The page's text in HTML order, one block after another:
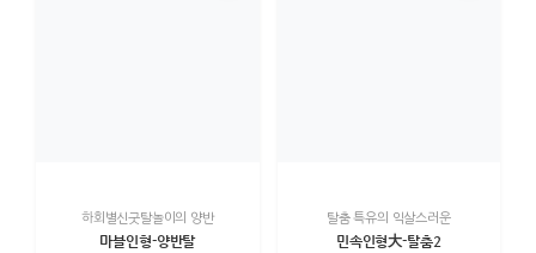
하회별신굿탈놀이의 양반
마블인형-양반탈
탈춤 특유의 익살스러운
민속인형大-탈춤2